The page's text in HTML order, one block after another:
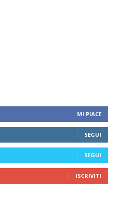
MI PIACE
SEGUI
SEGUI
ISCRIVITI